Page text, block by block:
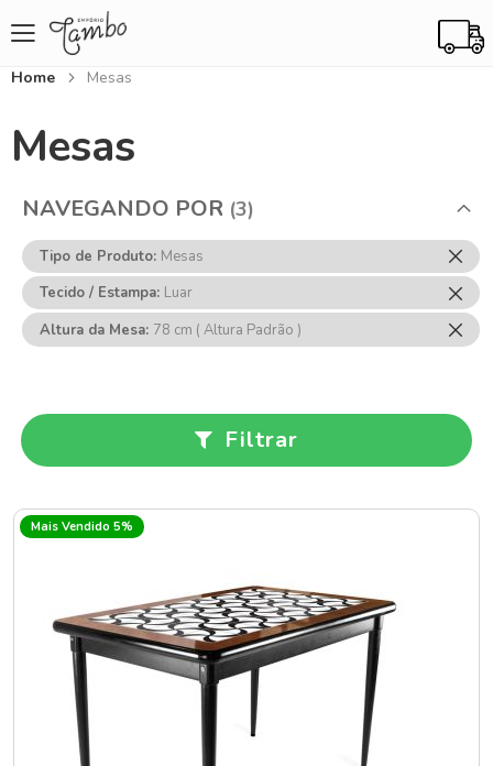
Home Mesas
Mesas
Filtrar
Mais Vendido 5%
NAVEGANDO POR
Tipo de Produto Mesas
Esse
Item
Tecido / Estampa Luar
Esse
Item
Altura da Mesa 78 cm ( Altura Padrão )
Esse